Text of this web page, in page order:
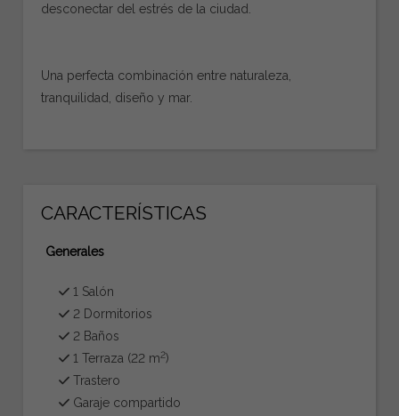
desconectar del estrés de la ciudad.
Una perfecta combinación entre naturaleza,
tranquilidad, diseño y mar.
CARACTERÍSTICAS
Generales
1 Salón
2 Dormitorios
2 Baños
1 Terraza (22 m2)
Trastero
Garaje compartido